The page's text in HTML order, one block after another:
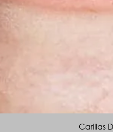
Carillas